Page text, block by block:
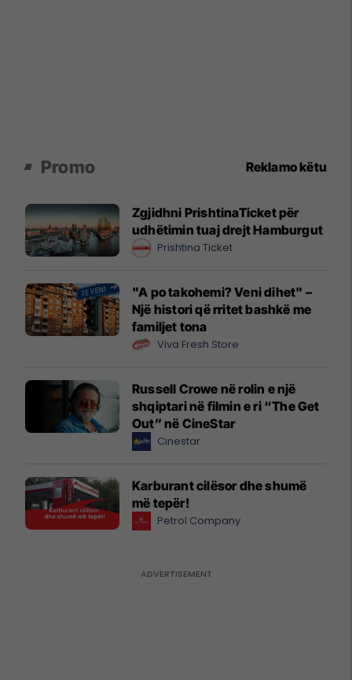
Promo Reklamo këtu
Zgjidhni PrishtinaTicket për
udhëtimin tuaj drejt Hamburgut
Prishtina Ticket
"A po takohemi? Veni dihet" –
Një histori që rritet bashkë me
familjet tona
Viva Fresh Store
Russell Crowe në rolin e një
shqiptari në filmin e ri “The Get
Out” në CineStar
Cinestar
Karburant cilësor dhe shumë
më tepër!
Petrol Company